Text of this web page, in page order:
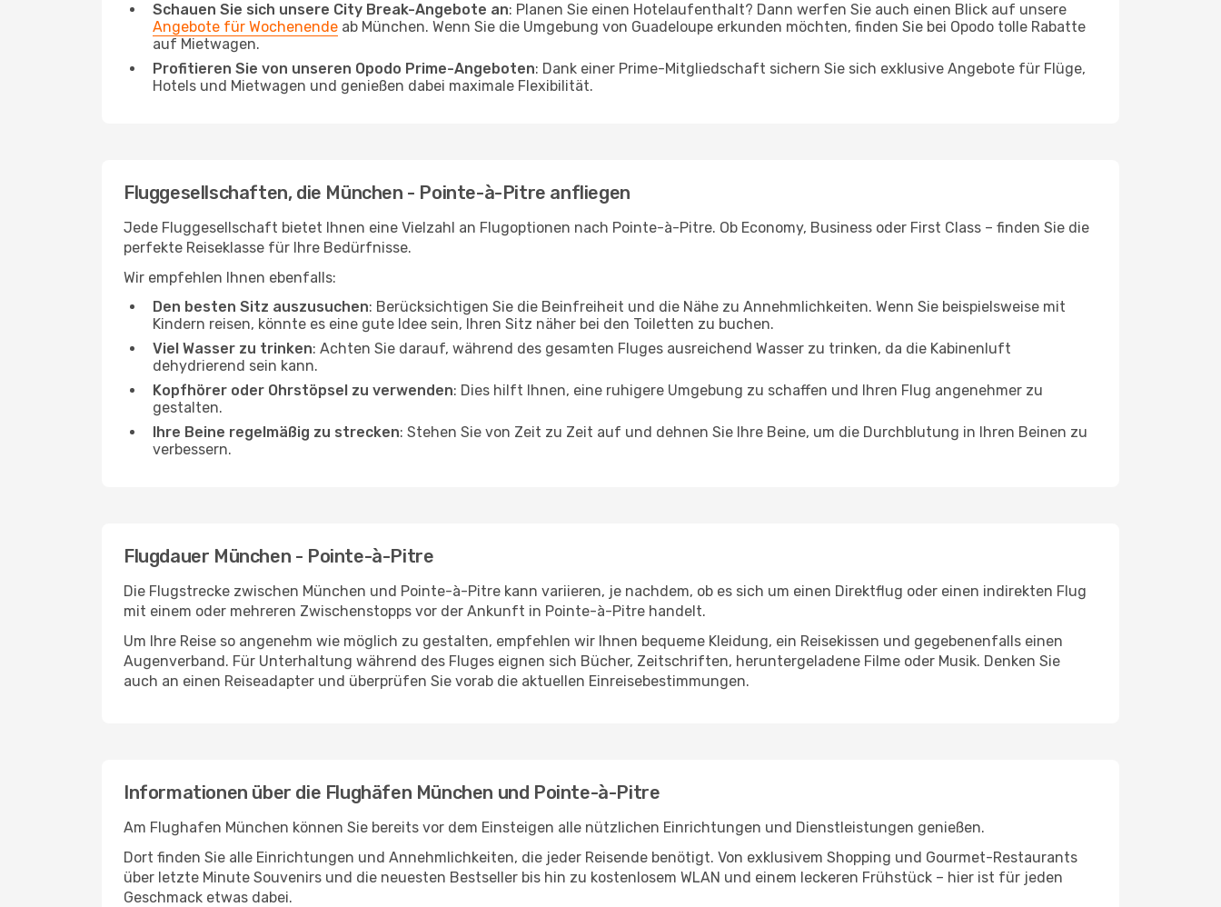
Schauen Sie sich unsere City Break-Angebote an: Planen Sie einen Hotelaufenthalt? Dann werfen Sie auch einen Blick auf unsere
Angebote für Wochenende ab München. Wenn Sie die Umgebung von Guadeloupe erkunden möchten, finden Sie bei Opodo tolle Rabatte
auf Mietwagen.
Profitieren Sie von unseren Opodo Prime-Angeboten: Dank einer Prime-Mitgliedschaft sichern Sie sich exklusive Angebote für Flüge,
Hotels und Mietwagen und genießen dabei maximale Flexibilität.
Fluggesellschaften, die München - Pointe-à-Pitre anfliegen
Jede Fluggesellschaft bietet Ihnen eine Vielzahl an Flugoptionen nach Pointe-à-Pitre. Ob Economy, Business oder First Class – finden Sie die
perfekte Reiseklasse für Ihre Bedürfnisse.
Wir empfehlen Ihnen ebenfalls:
Den besten Sitz auszusuchen: Berücksichtigen Sie die Beinfreiheit und die Nähe zu Annehmlichkeiten. Wenn Sie beispielsweise mit
Kindern reisen, könnte es eine gute Idee sein, Ihren Sitz näher bei den Toiletten zu buchen.
Viel Wasser zu trinken: Achten Sie darauf, während des gesamten Fluges ausreichend Wasser zu trinken, da die Kabinenluft
dehydrierend sein kann.
Kopfhörer oder Ohrstöpsel zu verwenden: Dies hilft Ihnen, eine ruhigere Umgebung zu schaffen und Ihren Flug angenehmer zu
gestalten.
Ihre Beine regelmäßig zu strecken: Stehen Sie von Zeit zu Zeit auf und dehnen Sie Ihre Beine, um die Durchblutung in Ihren Beinen zu
verbessern.
Flugdauer München - Pointe-à-Pitre
Die Flugstrecke zwischen München und Pointe-à-Pitre kann variieren, je nachdem, ob es sich um einen Direktflug oder einen indirekten Flug
mit einem oder mehreren Zwischenstopps vor der Ankunft in Pointe-à-Pitre handelt.
Um Ihre Reise so angenehm wie möglich zu gestalten, empfehlen wir Ihnen bequeme Kleidung, ein Reisekissen und gegebenenfalls einen
Augenverband. Für Unterhaltung während des Fluges eignen sich Bücher, Zeitschriften, heruntergeladene Filme oder Musik. Denken Sie
auch an einen Reiseadapter und überprüfen Sie vorab die aktuellen Einreisebestimmungen.
Informationen über die Flughäfen München und Pointe-à-Pitre
Am Flughafen München können Sie bereits vor dem Einsteigen alle nützlichen Einrichtungen und Dienstleistungen genießen.
Dort finden Sie alle Einrichtungen und Annehmlichkeiten, die jeder Reisende benötigt. Von exklusivem Shopping und Gourmet-Restaurants
über letzte Minute Souvenirs und die neuesten Bestseller bis hin zu kostenlosem WLAN und einem leckeren Frühstück – hier ist für jeden
Geschmack etwas dabei.